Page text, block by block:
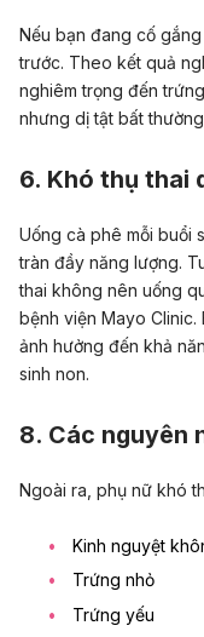
Nếu bạn đang cố
trước. Theo kết quả
nghiêm trọng đến
nhưng dị tật bất
6. Khó thụ thai
Uống cà phê mỗi buổi
tràn đầy năng lượng.
thai không nên uống
bệnh viện Mayo
ảnh hưởng đến khả
sinh non.
8. Các nguyên
Ngoài ra, phụ nữ khó
Kinh nguyệt
Trứng nhỏ
Trứng yếu